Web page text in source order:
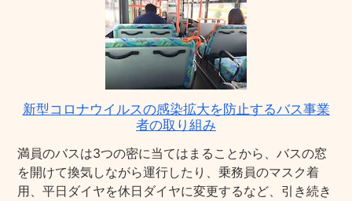
新型コロナウイルスの感染拡大を防止するバス事業
者の取り組み
満員のバスは3つの密に当てはまることから、バスの窓
を開けて換気しながら運行したり、乗務員のマスク着
用、平日ダイヤを休日ダイヤに変更するなど、引き続き